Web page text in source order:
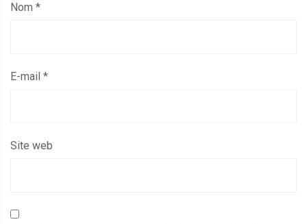
Nom *
E-mail *
Site web